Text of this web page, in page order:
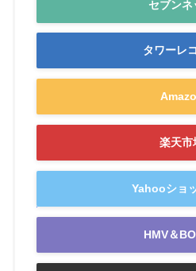
セブンネ
タワーレ
楽天市
Yahooショ
HMV＆